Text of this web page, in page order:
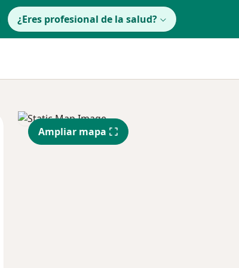
¿Eres profesional de la salud?
Mié
12 Ago
Jue
13 Ago
Ampliar mapa